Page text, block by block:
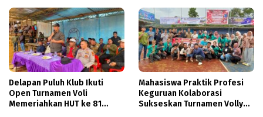
Delapan Puluh Klub Ikuti
Open Turnamen Voli
Memeriahkan HUT ke 81
Mahasiswa Praktik Profesi
Keguruan Kolaborasi
Sukseskan Turnamen Volly